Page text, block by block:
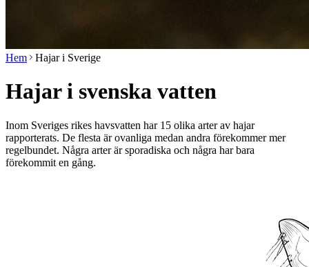
Hem Hajar i Sverige
Hajar i svenska vatten
Inom Sveriges rikes havsvatten har 15 olika arter av hajar
rapporterats. De flesta är ovanliga medan andra förekommer mer
regelbundet. Några arter är sporadiska och några har bara
förekommit en gång.